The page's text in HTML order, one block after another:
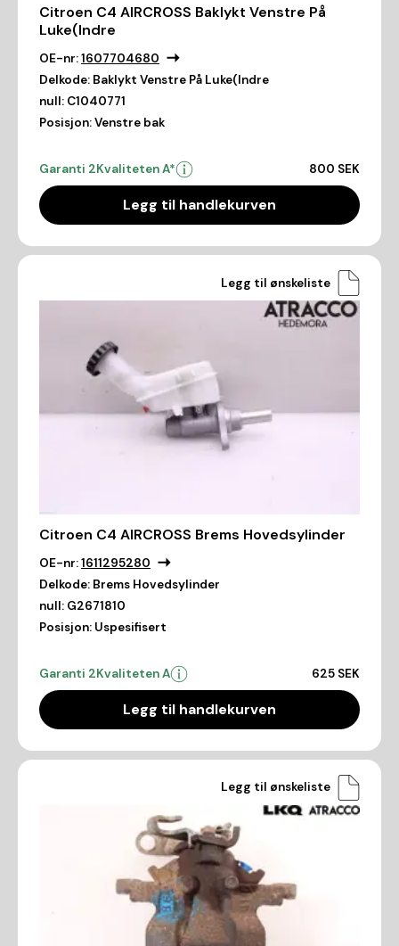
Citroen C4 AIRCROSS Baklykt Venstre På
Luke(Indre
OE-nr:1607704680
Delkode: Baklykt Venstre På Luke(Indre
null: C1040771
Posisjon:Venstre bak
Garanti 2Kvaliteten A* 800 SEK
Legg til handlekurven
Legg til ønskeliste
Citroen C4 AIRCROSS Brems Hovedsylinder
OE-nr:1611295280
Delkode: Brems Hovedsylinder
null: G2671810
Posisjon: Uspesifisert
Garanti 2Kvaliteten A 625 SEK
Legg til handlekurven
Legg til ønskeliste